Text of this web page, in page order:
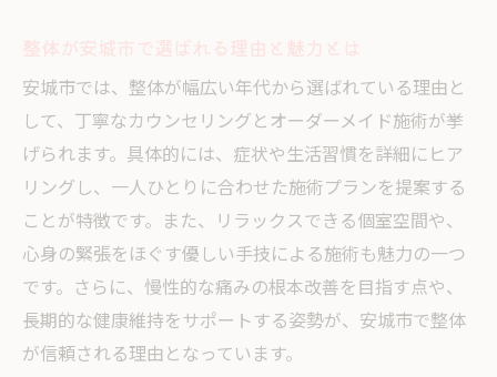
整体とマッサージの腰痛アプローチ法を比
較
整体院での腰痛施術後の変化を体験談で紹
整体による腰痛予防と日常ケアの重要性
整体の腰痛施術と保険適用に関する基礎知
識
整体院で受けられる腰痛改善サポート内容
ボキボキ整体の安全性を検証する
安城市では、整体が幅広い年代から選ばれている理由と
して、丁寧なカウンセリングとオーダーメイド施術が挙
げられます。具体的には、症状や生活習慣を詳細にヒア
リングし、一人ひとりに合わせた施術プランを提案する
ことが特徴です。また、リラックスできる個室空間や、
心身の緊張をほぐす優しい手技による施術も魅力の一つ
です。さらに、慢性的な痛みの根本改善を目指す点や、
長期的な健康維持をサポートする姿勢が、安城市で整体
が信頼される理由となっています。